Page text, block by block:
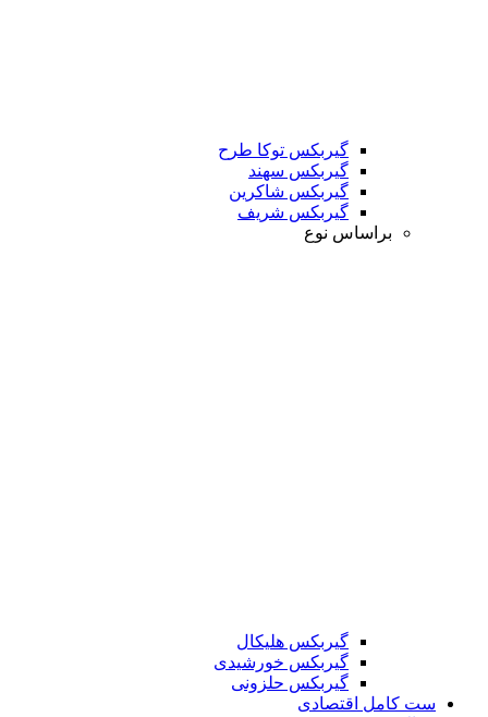
گیربکس توکا طرح
گیربکس سهند
گیربکس شاکرین
گیربکس شریف
براساس نوع
گیربکس هلیکال
گیربکس خورشیدی
گیربکس حلزونی
ست کامل اقتصادی